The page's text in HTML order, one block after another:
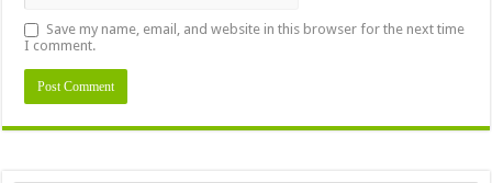
Save my name, email, and website in this browser for the next time
I comment.